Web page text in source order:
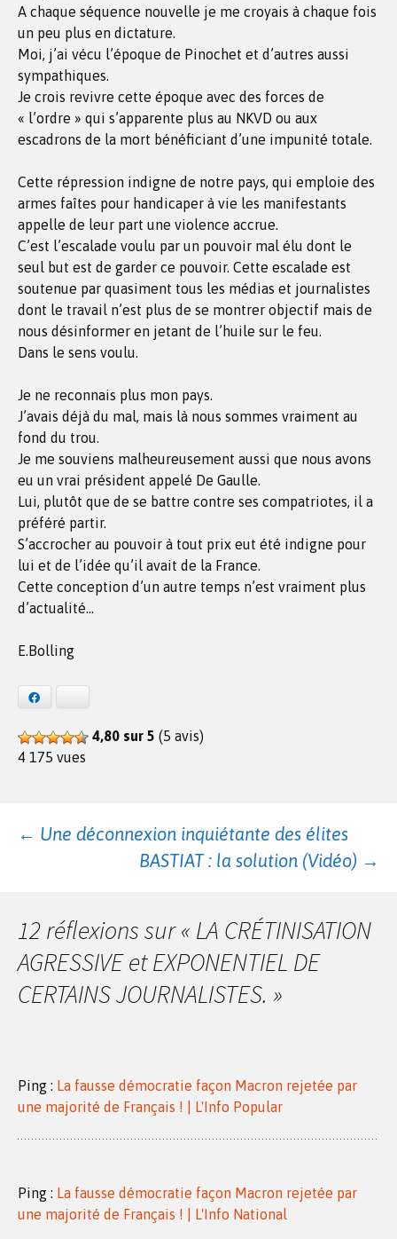
A chaque séquence nouvelle je me croyais à chaque fois
un peu plus en dictature.
Moi, j’ai vécu l’époque de Pinochet et d’autres aussi
sympathiques.
Je crois revivre cette époque avec des forces de
« l’ordre » qui s’apparente plus au NKVD ou aux
escadrons de la mort bénéficiant d’une impunité totale.
Cette répression indigne de notre pays, qui emploie des
armes faîtes pour handicaper à vie les manifestants
appelle de leur part une violence accrue.
C’est l’escalade voulu par un pouvoir mal élu dont le
seul but est de garder ce pouvoir. Cette escalade est
soutenue par quasiment tous les médias et journalistes
dont le travail n’est plus de se montrer objectif mais de
nous désinformer en jetant de l’huile sur le feu.
Dans le sens voulu.
Je ne reconnais plus mon pays.
J’avais déjà du mal, mais là nous sommes vraiment au
fond du trou.
Je me souviens malheureusement aussi que nous avons
eu un vrai président appelé De Gaulle.
Lui, plutôt que de se battre contre ses compatriotes, il a
préféré partir.
S’accrocher au pouvoir à tout prix eut été indigne pour
lui et de l’idée qu’il avait de la France.
Cette conception d’un autre temps n’est vraiment plus
d’actualité…
E.Bolling
4,80 sur 5 (5 avis)
4 175 vues
Navigation
articles
← Une déconnexion inquiétante des élites
BASTIAT : la solution (Vidéo) →
12 réflexions sur « LA CRÉTINISATION
AGRESSIVE et EXPONENTIEL DE
CERTAINS JOURNALISTES. »
Ping : La fausse démocratie façon Macron rejetée par
une majorité de Français ! | L'Info Popular
Ping : La fausse démocratie façon Macron rejetée par
une majorité de Français ! | L'Info National